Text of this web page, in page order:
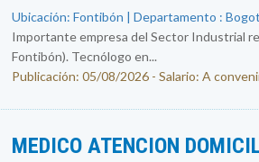
Ubicación: Fontibón | Departamento :
Importante empresa del Sector Industrial
Fontibón). Tecnólogo en...
Publicación: 05/08/2026 - Salario: A
MEDICO ATENCION